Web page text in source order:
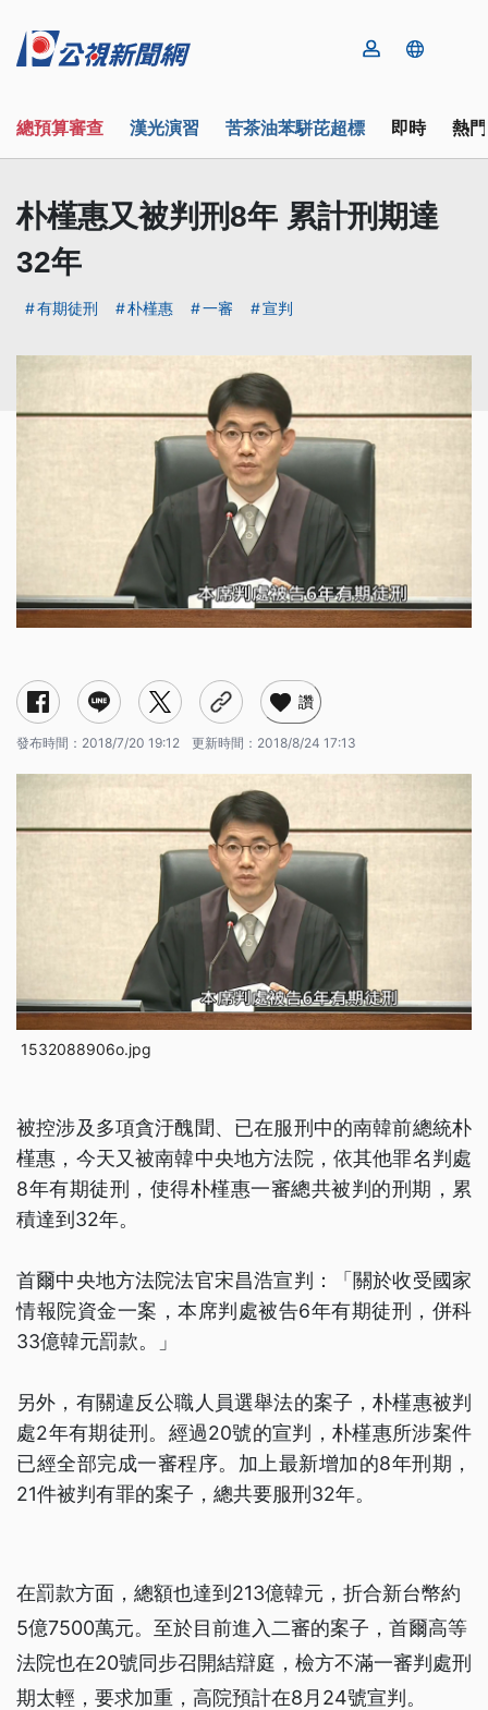
總預算審查 漢光演習 苦茶油苯駢芘超標 即時 熱
朴槿惠又被判刑8年 累計刑期達
32年
有期徒刑 朴槿惠 一審 宣判
讚
發布時間： 2018/7/20 19:12 更新時間： 2018/8/24 17:13
1532088906o.jpg
被控涉及多項貪汙醜聞、已在服刑中的南韓前總統朴
槿惠，今天又被南韓中央地方法院，依其他罪名判處
8年有期徒刑，使得朴槿惠一審總共被判的刑期，累
積達到32年。
首爾中央地方法院法官宋昌浩宣判：「關於收受國家
情報院資金一案，本席判處被告6年有期徒刑，併科
33億韓元罰款。」
另外，有關違反公職人員選舉法的案子，朴槿惠被判
處2年有期徒刑。經過20號的宣判，朴槿惠所涉案件
已經全部完成一審程序。加上最新增加的8年刑期，
21件被判有罪的案子，總共要服刑32年。
在罰款方面，總額也達到213億韓元，折合新台幣約
5億7500萬元。至於目前進入二審的案子，首爾高等
法院也在20號同步召開結辯庭，檢方不滿一審判處刑
期太輕，要求加重，高院預計在8月24號宣判。